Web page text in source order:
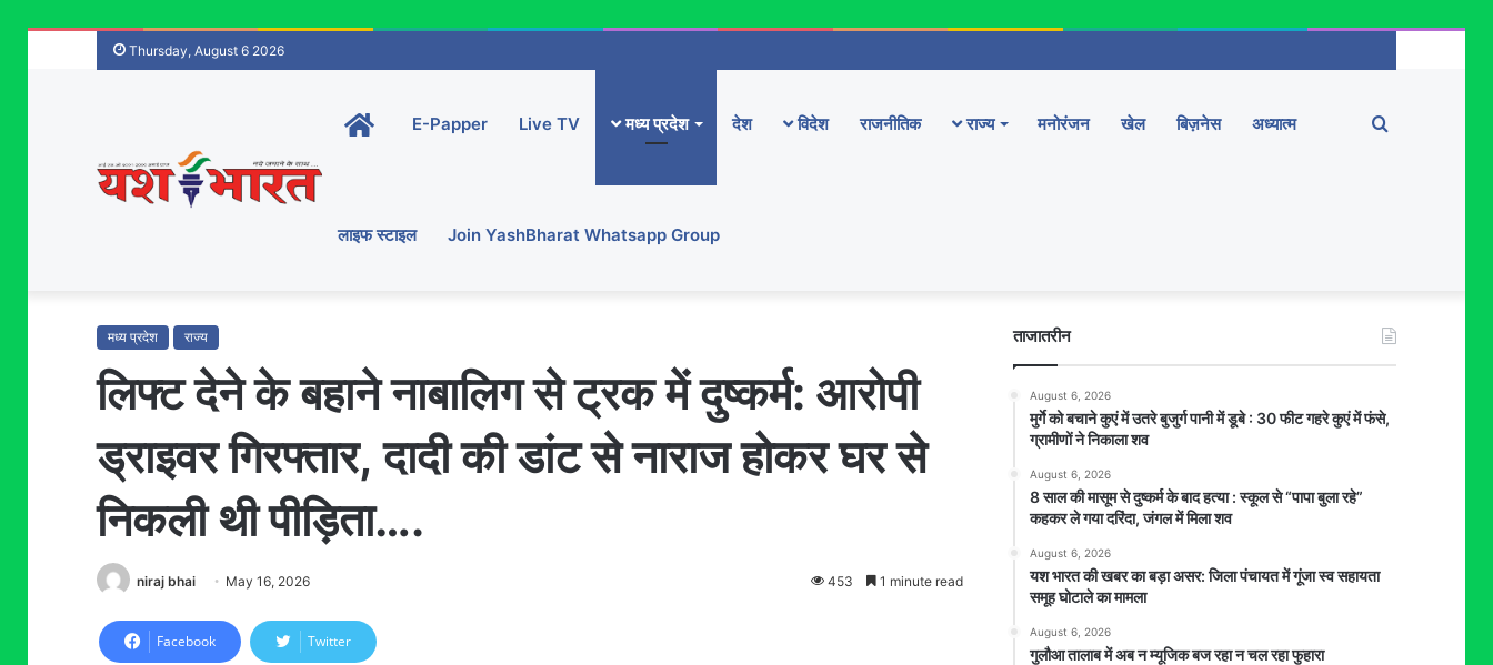
Thursday, August 6 2026
Home-
main
E-Papper Live TV मध्य प्रदेश देश विदेश राजनीतिक राज्य मनोरंजन खेल बिज़नेस अध्यात्म
लाइफ स्टाइल Join YashBharat Whatsapp Group
Search
मध्य प्रदेश राज्य
लिफ्ट देने के बहाने नाबालिग से ट्रक में दुष्कर्म: आरोपी
ड्राइवर गिरफ्तार, दादी की डांट से नाराज होकर घर से
निकली थी पीड़िता….
niraj bhai May 16, 2026 453 1 minute read
Facebook Twitter
ताजातरीन
August 6, 2026
मुर्गे को बचाने कुएं में उतरे बुजुर्ग पानी में डूबे : 30 फीट गहरे कुएं में फंसे,
ग्रामीणों ने निकाला शव
August 6, 2026
8 साल की मासूम से दुष्कर्म के बाद हत्या : स्कूल से “पापा बुला रहे”
कहकर ले गया दरिंदा, जंगल में मिला शव
August 6, 2026
यश भारत की खबर का बड़ा असर: जिला पंचायत में गूंजा स्व सहायता
समूह घोटाले का मामला
August 6, 2026
गुलौआ तालाब में अब न म्यूजिक बज रहा न चल रहा फुहारा